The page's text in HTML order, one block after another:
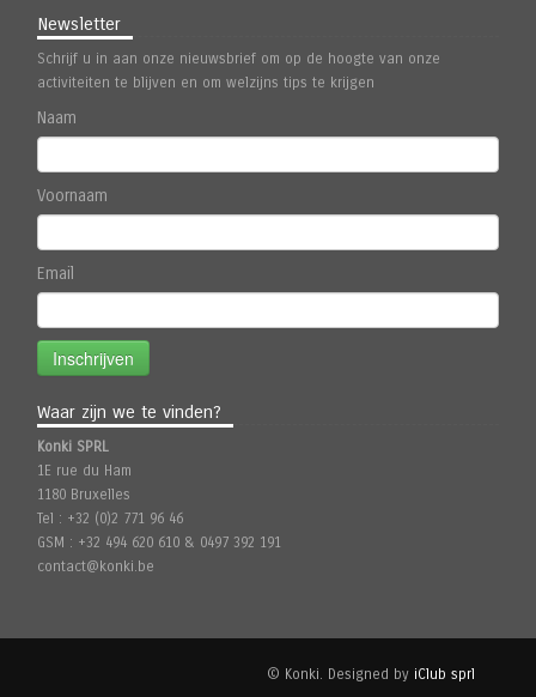
Newsletter
Schrijf u in aan onze nieuwsbrief om op de hoogte van onze
activiteiten te blijven en om welzijns tips te krijgen
Naam
Voornaam
Email
Inschrijven
Waar zijn we te vinden?
Konki SPRL
1E rue du Ham
1180 Bruxelles
Tel : +32 (0)2 771 96 46
GSM : +32 494 620 610 & 0497 392 191
contact@konki.be
© Konki. Designed by iClub sprl